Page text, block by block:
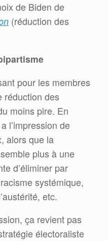
de Biden de
(réduction des
pour les membres
réduction des
moins pire. En
l’impression de
alors que la
plus à une
d’éliminer par
systémique,
etc.
ça revient pas
électoraliste